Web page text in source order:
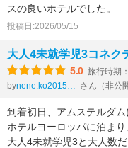
スの良いホテルでした。
投稿日:2026/05/15
大人4未就学児3コネク
5.0 旅行時期
by
nene.ko2015with3sisters さん（非公
到着初日、アムステルダ
ホテルヨーロッパに泊まり
大人4未就学児3と大人数